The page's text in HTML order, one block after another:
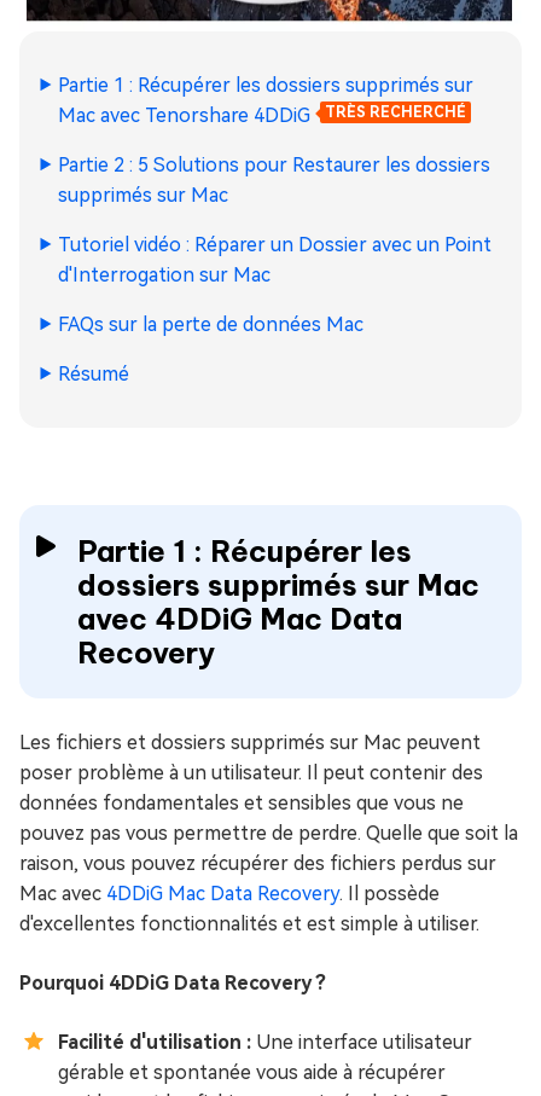
Partie 1 : Récupérer les dossiers supprimés sur
Mac avec Tenorshare 4DDiG
TRÈS RECHERCHÉ
Partie 2 : 5 Solutions pour Restaurer les dossiers
supprimés sur Mac
Tutoriel vidéo : Réparer un Dossier avec un Point
d'Interrogation sur Mac
FAQs sur la perte de données Mac
Résumé
Partie 1 : Récupérer les
dossiers supprimés sur Mac
avec 4DDiG Mac Data
Recovery
Les fichiers et dossiers supprimés sur Mac peuvent
poser problème à un utilisateur. Il peut contenir des
données fondamentales et sensibles que vous ne
pouvez pas vous permettre de perdre. Quelle que soit la
raison, vous pouvez récupérer des fichiers perdus sur
Mac avec 4DDiG Mac Data Recovery. Il possède
d'excellentes fonctionnalités et est simple à utiliser.
Pourquoi 4DDiG Data Recovery ?
Facilité d'utilisation : Une interface utilisateur
gérable et spontanée vous aide à récupérer